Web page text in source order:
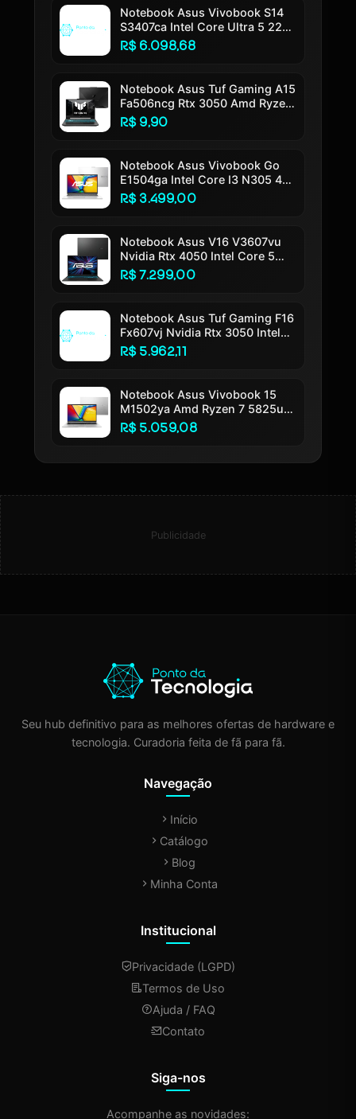
Notebook Asus Vivobook S14
S3407ca Intel Core Ultra 5 225h
16gb Ram 512gb Ssd Windows
11 Tela 14 Led Fhd Silver -
R$ 6.098,68
Notebook Asus Tuf Gaming A15
Fa506ncg Rtx 3050 Amd Ryzen
7 7445hs 16gb Ram 512gb Ssd
Windows 11 Tela 15,6 144hz
Preto Grafite
R$ 9,90
Notebook Asus Vivobook Go
E1504ga Intel Core I3 N305 4gb
Ram 256gb Ssd Linux Keepos
Tela 15,6 Fhd Silver - Nj447
R$ 3.499,00
Notebook Asus V16 V3607vu
Nvidia Rtx 4050 Intel Core 5
210h 16gb Ram 512gb Ssd
Windows 11 Home Tela 16 Led
Rp306w Preto
R$ 7.299,00
Notebook Asus Tuf Gaming F16
Fx607vj Nvidia Rtx 3050 Intel
Core 5 210h 16gb Ram 512gb
Ssd Linux Keepos Tela 16 Nível
R$ 5.962,11
Notebook Asus Vivobook 15
M1502ya Amd Ryzen 7 5825u
16gb Ram 512gb Ssd Windows
11 Home Tela 15.6 Led Fhd
R$ 5.059,08
Publicidade
Seu hub definitivo para as melhores ofertas de hardware e
tecnologia. Curadoria feita de fã para fã.
Navegação
Início
Catálogo
Blog
Minha Conta
Institucional
Privacidade (LGPD)
Termos de Uso
Ajuda / FAQ
Contato
Siga-nos
Acompanhe as novidades: